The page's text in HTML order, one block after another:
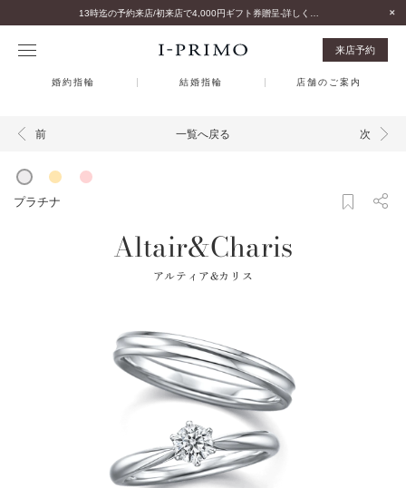
来店予約
婚約指輪 結婚指輪 店舗のご案内
前 一覧へ戻る 次
プラチナ
Altair&Charis
アルティア&カリス